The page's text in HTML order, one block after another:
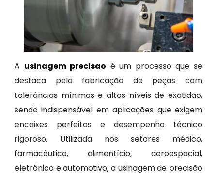
A usinagem precisao é um processo que se
destaca pela fabricação de peças com
tolerâncias mínimas e altos níveis de exatidão,
sendo indispensável em aplicações que exigem
encaixes perfeitos e desempenho técnico
rigoroso. Utilizada nos setores médico,
farmacêutico, alimentício, aeroespacial,
eletrônico e automotivo, a usinagem de precisão